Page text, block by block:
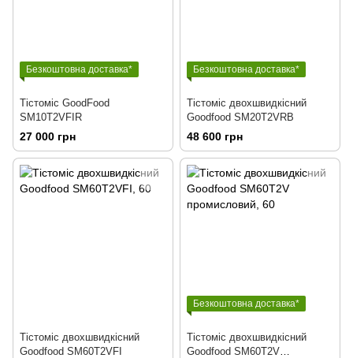
Безкоштовна доставка*
Тістоміс GoodFood
SM10T2VFIR
27 000 грн
Безкоштовна доставка*
Тістоміс двохшвидкісний
Goodfood SM20T2VRB
48 600 грн
Тістоміс двохшвидкісний
Goodfood SM60T2VFI
Безкоштовна доставка*
Тістоміс двохшвидкісний
Goodfood SM60T2V